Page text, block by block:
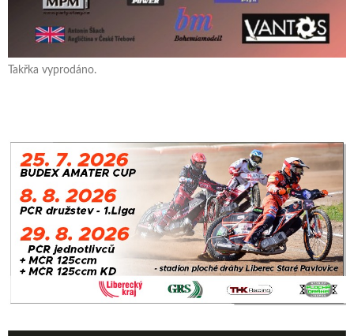
Takřka vyprodáno.